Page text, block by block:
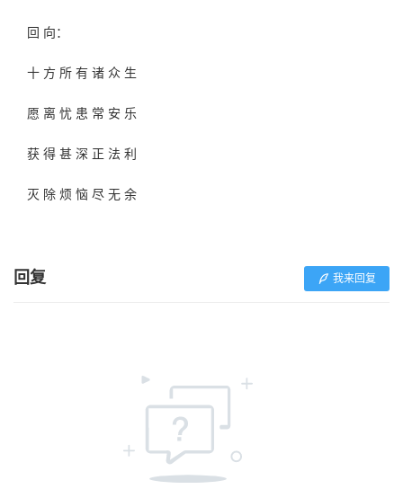
回 向：
十 方 所 有 诸 众 生
愿 离 忧 患 常 安 乐
获 得 甚 深 正 法 利
灭 除 烦 恼 尽 无 余
回复 我来回复